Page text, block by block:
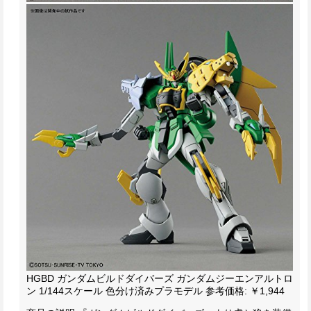
HGBD ガンダムビルドダイバーズ ガンダムジーエンアルトロ
ン 1/144スケール 色分け済みプラモデル 参考価格: ￥1,944